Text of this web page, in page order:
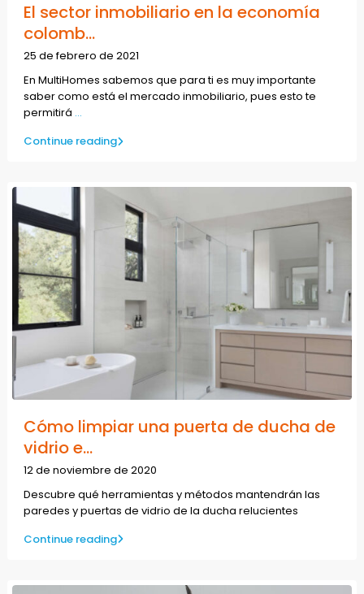
El sector inmobiliario en la economía
colomb...
25 de febrero de 2021
En MultiHomes sabemos que para ti es muy importante
saber como está el mercado inmobiliario, pues esto te
permitirá ...
Continue reading
Cómo limpiar una puerta de ducha de
vidrio e...
12 de noviembre de 2020
Descubre qué herramientas y métodos mantendrán las
paredes y puertas de vidrio de la ducha relucientes
Continue reading